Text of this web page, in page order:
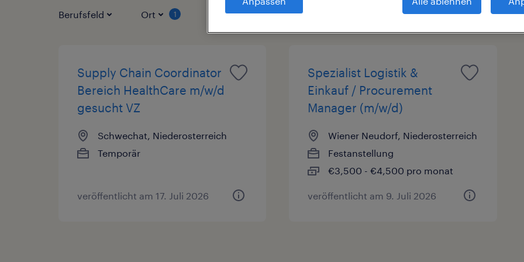
Berufsfeld Ort 1 Vertragsarten
Supply Chain Coordinator
Bereich HealthCare m/w/d
gesucht VZ
Schwechat, Niederosterreich
Temporär
veröffentlicht am 17. Juli 2026
Spezialist Logistik &
Einkauf / Procurement
Manager (m/w/d)
Wiener Neudorf, Niederosterreich
Festanstellung
€3,500 - €4,500 pro monat
veröffentlicht am 9. Juli 2026